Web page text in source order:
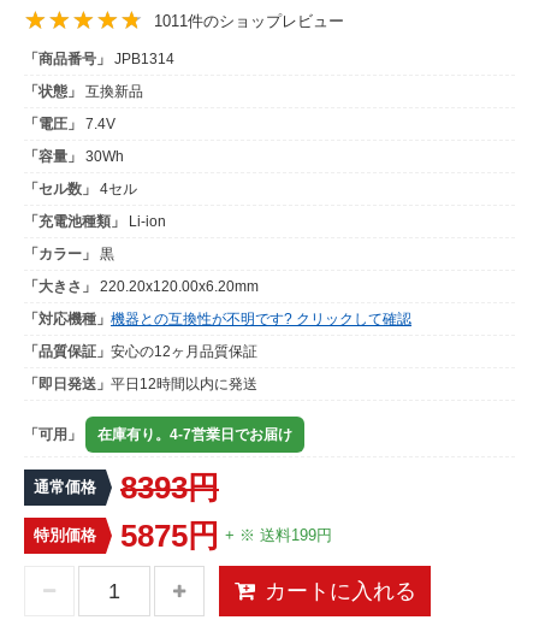
1011件のショップレビュー
「商品番号」
JPB1314
「状態」
互換新品
「電圧」
7.4V
「容量」
30Wh
「セル数」
4セル
「充電池種類」
Li-ion
「カラー」
黒
「大きさ」
220.20x120.00x6.20mm
「対応機種」 機器との互換性が不明です? クリックして確認
「品質保証」 安心の12ヶ月品質保証
「即日発送」 平日12時間以内に発送
「可用」 在庫有り。4-7営業日でお届け
通常価格 8393円
特別価格 5875円 + ※ 送料199円
カートに入れる